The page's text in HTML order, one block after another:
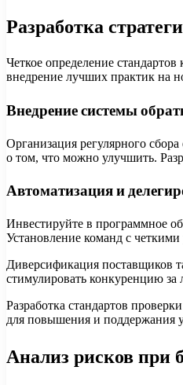
Разработка
Четкое определение
внедрение лучших практик на
Внедрение системы
Организация регулярного
о том, что можно улучшить.
Автоматизация и
Инвестируйте в программное
Установление команд с
Диверсификация поставщиков
стимулировать конкуренцию за
Разработка стандартов
для повышения и поддержания
Анализ рисков при